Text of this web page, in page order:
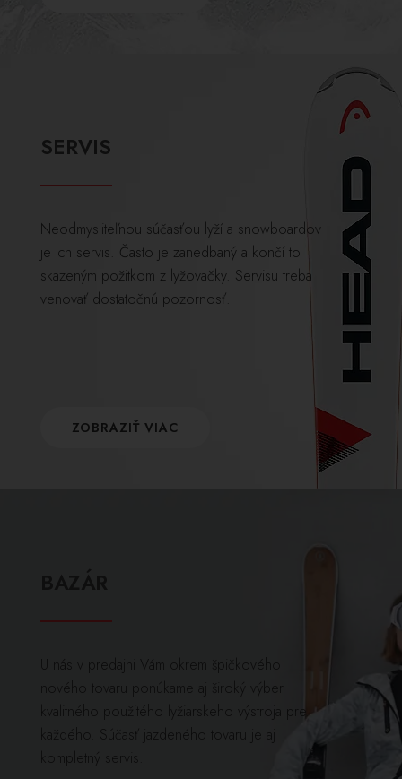
SERVIS
Neodmysliteľnou súčasťou lyží a snowboardov
je ich servis. Často je zanedbaný a končí to
skazeným požitkom z lyžovačky. Servisu treba
venovať dostatočnú pozornosť.
ZOBRAZIŤ VIAC
U nás v predajni Vám okrem špičkového
nového tovaru ponúkame aj široký výber
kvalitného použitého lyžiarskeho výstroja pre
každého. Súčasť jazdeného tovaru je aj
kompletný servis.